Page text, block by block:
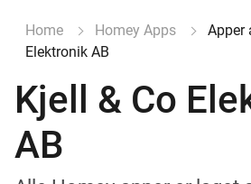
Home Homey Apps
Apper
Elektronik AB
Kjell & Co
AB